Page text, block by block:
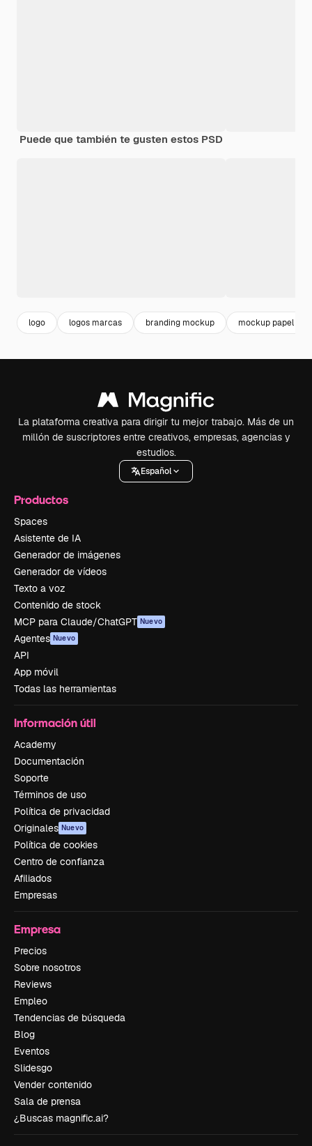
Puede que también te gusten estos PSD
logo logos marcas branding mockup mockup papel
La plataforma creativa para dirigir tu mejor trabajo. Más de un
millón de suscriptores entre creativos, empresas, agencias y
estudios.
Español
Productos
Spaces
Asistente de IA
Generador de imágenes
Generador de vídeos
Texto a voz
Contenido de stock
MCP para Claude/ChatGPT Nuevo
Agentes Nuevo
API
App móvil
Todas las herramientas
Información útil
Academy
Documentación
Soporte
Términos de uso
Política de privacidad
Originales Nuevo
Política de cookies
Centro de confianza
Afiliados
Empresas
Empresa
Precios
Sobre nosotros
Reviews
Empleo
Tendencias de búsqueda
Blog
Eventos
Slidesgo
Vender contenido
Sala de prensa
¿Buscas magnific.ai?